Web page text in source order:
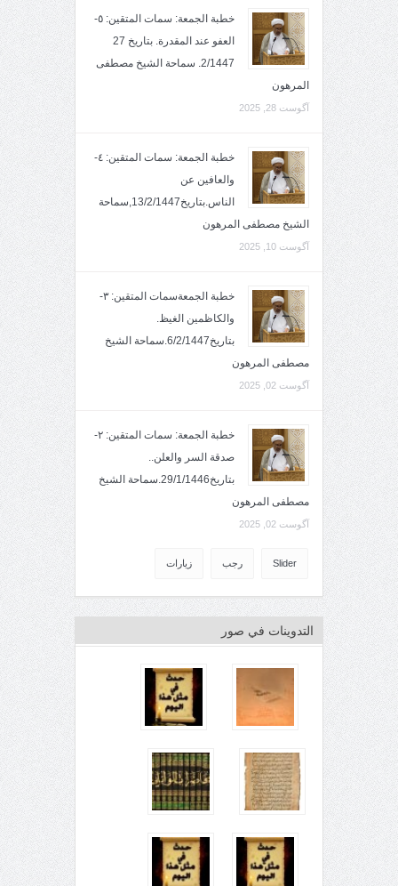
خطبة الجمعة: سمات المتقين: ٥-
العفو عند المقدرة. بتاريخ 27
2/1447. سماحة الشيخ مصطفى
المرهون
آگوست 28, 2025
خطبة الجمعة: سمات المتقين: ٤-
والعافين عن
الناس.بتاريخ13/2/1447,سماحة
الشيخ مصطفى المرهون
آگوست 10, 2025
خطبة الجمعةسمات المتقين: ٣-
والكاظمين الغيظ.
بتاريخ6/2/1447.سماحة الشيخ
مصطفى المرهون
آگوست 02, 2025
خطبة الجمعة: سمات المتقين: ٢-
صدقة السر والعلن..
بتاريخ29/1/1446.سماحة الشيخ
مصطفى المرهون
آگوست 02, 2025
Slider رجب زيارات
التدوينات في صور